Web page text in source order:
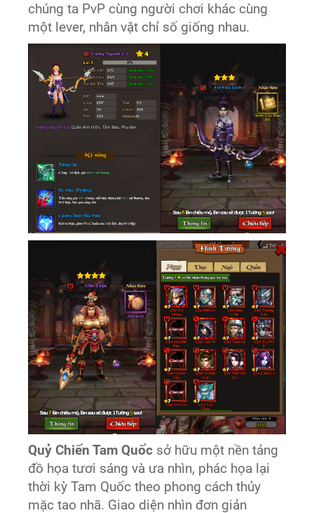
chúng ta PvP cùng người chơi khác cùng
một lever, nhân vật chỉ số giống nhau.
Quỷ Chiến Tam Quốc sở hữu một nền tảng
đồ họa tươi sáng và ưa nhìn, phác họa lại
thời kỳ Tam Quốc theo phong cách thủy
mặc tao nhã. Giao diện nhìn đơn giản